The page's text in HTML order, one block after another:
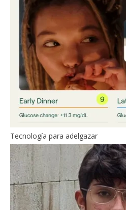
Tecnología para adelgazar